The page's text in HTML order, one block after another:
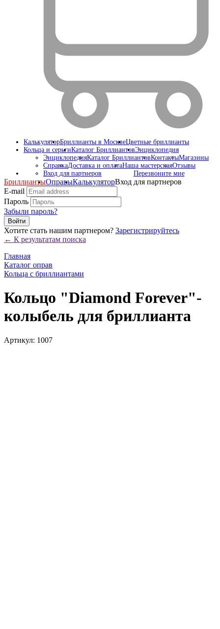
КалькуляторБриллианты в МосквеЦветные бриллианты
Кольца и серьгиКаталог БриллиантовЭнциклопедия
ЭнциклопедияКаталог БриллиантовКонтактыМагазины
СправкаДоставка и оплатаНаша мастерскаяОтзывы
Вход для партнеров
Перезвоните мне
БриллиантыОправыКалькуляторВход для партнеров
E-mail
Пароль
Забыли пароль?
Войти
Хотите стать нашим партнером? Зарегистрируйтесь
← К результатам поиска
Главная
Каталог оправ
Кольца с бриллиантами
Кольцо "Diamond Forever"-
колыбель для бриллианта
Артикул: 1007